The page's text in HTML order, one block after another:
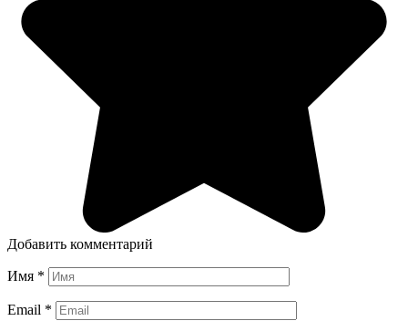
Добавить комментарий
Имя *
Email *